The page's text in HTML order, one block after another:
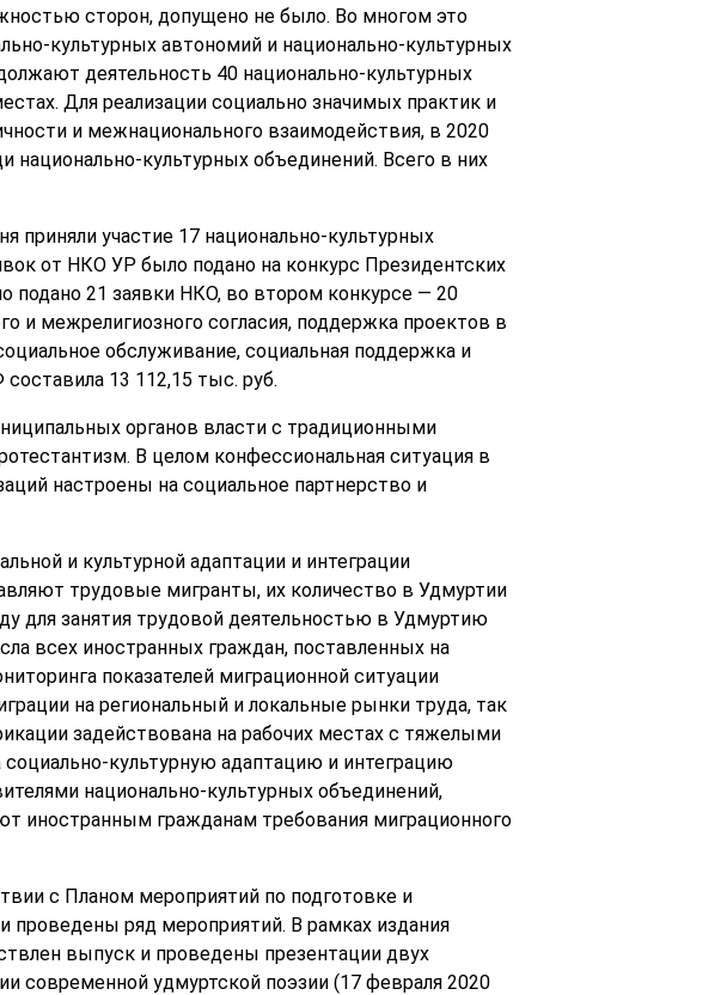
сторон, допущено не было. Во многом это
культурных автономий и национально-культурных
деятельность 40 национально-культурных
Для реализации социально значимых практик и
и межнационального взаимодействия, в 2020
национально-культурных объединений. Всего в них
приняли участие 17 национально-культурных
от НКО УР было подано на конкурс Президентских
подано 21 заявки НКО, во втором конкурсе — 20
и межрелигиозного согласия, поддержка проектов в
обслуживание, социальная поддержка и
13 112,15 тыс. руб.
органов власти с традиционными
В целом конфессиональная ситуация в
настроены на социальное партнерство и
и культурной адаптации и интеграции
трудовые мигранты, их количество в Удмуртии
для занятия трудовой деятельностью в Удмуртию
всех иностранных граждан, поставленных на
показателей миграционной ситуации
на региональный и локальные рынки труда, так
задействована на рабочих местах с тяжелыми
культурную адаптацию и интеграцию
национально-культурных объединений,
иностранным гражданам требования миграционного
с Планом мероприятий по подготовке и
проведены ряд мероприятий. В рамках издания
выпуск и проведены презентации двух
современной удмуртской поэзии (17 февраля 2020